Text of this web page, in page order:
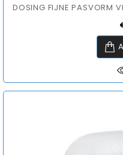
DOSING FIJNE PASVORM